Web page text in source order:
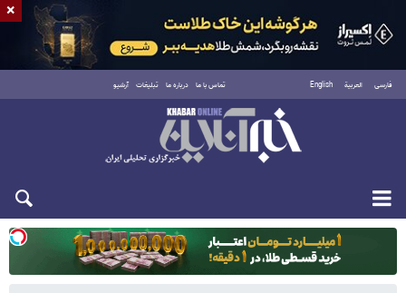
فارسی العربية English تماس با ما درباره ما تبلیغات آرشیو
یکشنبه ۱۸ مرداد ۱۴۰۵
×